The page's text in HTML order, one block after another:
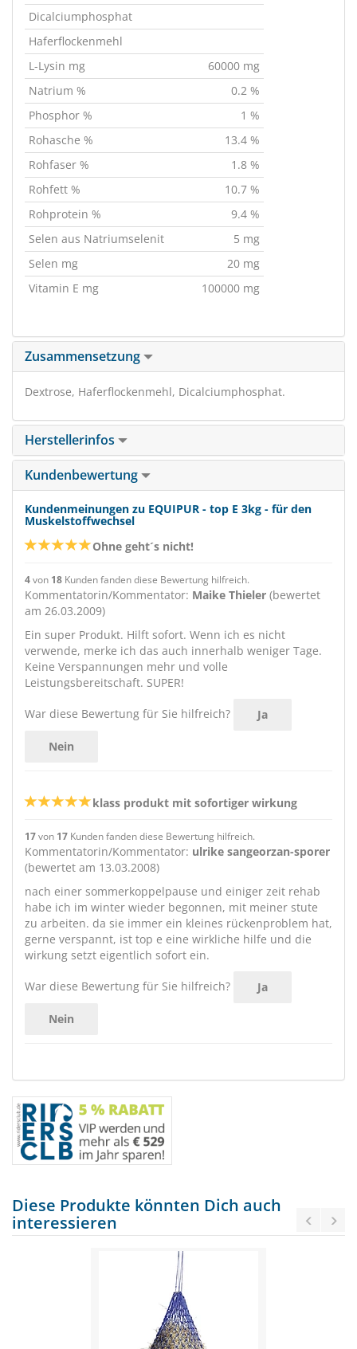
Dicalciumphosphat
Haferflockenmehl
L-Lysin mg
60000 mg
Natrium %
0.2 %
Phosphor %
1 %
Rohasche %
13.4 %
Rohfaser %
1.8 %
Rohfett %
10.7 %
Rohprotein %
9.4 %
Selen aus Natriumselenit
5 mg
Selen mg
20 mg
Vitamin E mg
100000 mg
Zusammensetzung
Dextrose, Haferflockenmehl, Dicalciumphosphat.
Herstellerinfos
Kundenbewertung
Kundenmeinungen zu EQUIPUR - top E 3kg - für den
Muskelstoffwechsel
Ohne geht´s nicht!
4von 18 Kunden fanden diese Bewertung hilfreich.
Kommentatorin/Kommentator: Maike Thieler (bewertet
am 26.03.2009)
Ein super Produkt. Hilft sofort. Wenn ich es nicht
verwende, merke ich das auch innerhalb weniger Tage.
Keine Verspannungen mehr und volle
Leistungsbereitschaft. SUPER!
War diese Bewertung für Sie hilfreich? Ja
Nein
klass produkt mit sofortiger wirkung
17von 17 Kunden fanden diese Bewertung hilfreich.
Kommentatorin/Kommentator: ulrike sangeorzan-sporer
(bewertet am 13.03.2008)
nach einer sommerkoppelpause und einiger zeit rehab
habe ich im winter wieder begonnen, mit meiner stute
zu arbeiten. da sie immer ein kleines rückenproblem hat,
gerne verspannt, ist top e eine wirkliche hilfe und die
wirkung setzt eigentlich sofort ein.
War diese Bewertung für Sie hilfreich? Ja
Nein
Diese Produkte könnten Dich auch
interessieren